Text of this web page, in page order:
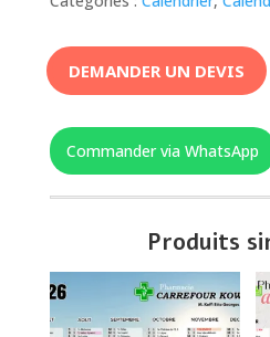
DEMANDER UN DEVIS
Commander via WhatsApp
Produits